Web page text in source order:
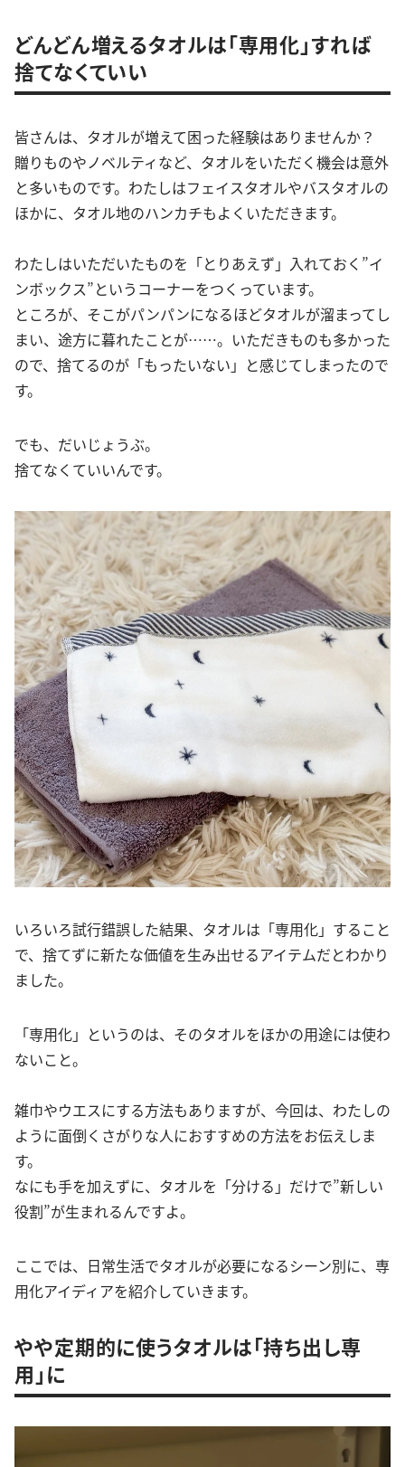
どんどん増えるタオルは「専用化」すれば
捨てなくていい
皆さんは、タオルが増えて困った経験はありませんか？
贈りものやノベルティなど、タオルをいただく機会は意外
と多いものです。わたしはフェイスタオルやバスタオルの
ほかに、タオル地のハンカチもよくいただきます。
わたしはいただいたものを「とりあえず」入れておく”イ
ンボックス”というコーナーをつくっています。
ところが、そこがパンパンになるほどタオルが溜まってし
まい、途方に暮れたことが……。いただきものも多かった
ので、捨てるのが「もったいない」と感じてしまったので
す。
でも、だいじょうぶ。
捨てなくていいんです。
いろいろ試行錯誤した結果、タオルは「専用化」すること
で、捨てずに新たな価値を生み出せるアイテムだとわかり
ました。
「専用化」というのは、そのタオルをほかの用途には使わ
ないこと。
雑巾やウエスにする方法もありますが、今回は、わたしの
ように面倒くさがりな人におすすめの方法をお伝えしま
す。
なにも手を加えずに、タオルを「分ける」だけで”新しい
役割”が生まれるんですよ。
ここでは、日常生活でタオルが必要になるシーン別に、専
用化アイディアを紹介していきます。
やや定期的に使うタオルは「持ち出し専
用」に